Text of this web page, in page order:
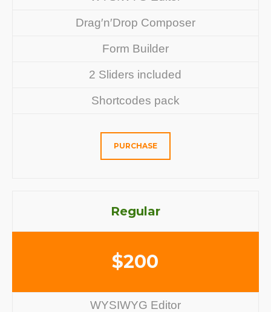
Drag′n′Drop Composer
Form Builder
2 Sliders included
Shortcodes pack
PURCHASE
Regular
$200
WYSIWYG Editor